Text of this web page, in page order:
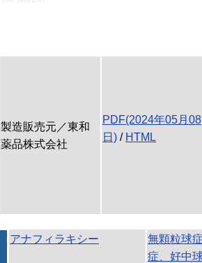
製造販売元／東和
薬品株式会社
PDF(2024年05月08
日) / HTML
アナフィラキシー
無顆粒球
症、好中